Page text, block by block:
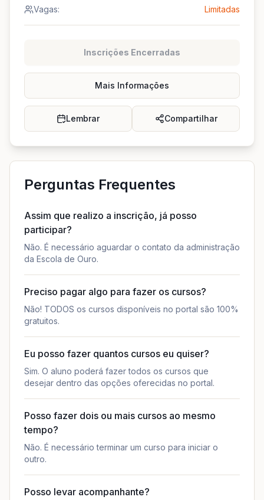
Vagas: Limitadas
Inscrições Encerradas
Mais Informações
Lembrar Compartilhar
Perguntas Frequentes
Assim que realizo a inscrição, já posso
participar?
Não. É necessário aguardar o contato da administração
da Escola de Ouro.
Preciso pagar algo para fazer os cursos?
Não! TODOS os cursos disponíveis no portal são 100%
gratuitos.
Eu posso fazer quantos cursos eu quiser?
Sim. O aluno poderá fazer todos os cursos que
desejar dentro das opções oferecidas no portal.
Posso fazer dois ou mais cursos ao mesmo
tempo?
Não. É necessário terminar um curso para iniciar o
outro.
Posso levar acompanhante?